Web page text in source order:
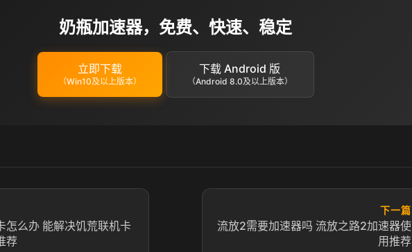
奶瓶加速器，免费、快速、稳定
立即下载
（Win10及以上版本）
下载 Android 版
（Android 8.0及以上版本）
怎么办 能解决饥荒联机卡
荐
下一篇
流放2需要加速器吗 流放之路2加速器使
用推荐